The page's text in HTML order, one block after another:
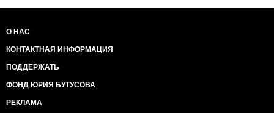
О НАС
КОНТАКТНАЯ ИНФОРМАЦИЯ
ПОДДЕРЖАТЬ
ФОНД ЮРИЯ БУТУСОВА
РЕКЛАМА